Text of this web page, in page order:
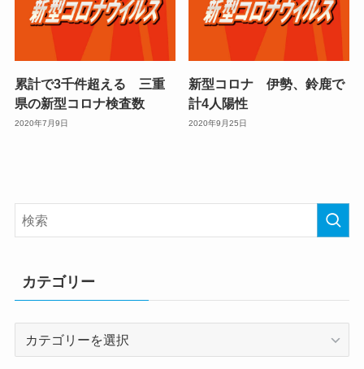
累計で3千件超える 三重
県の新型コロナ検査数
2020年7月9日
新型コロナ 伊勢、鈴鹿で
計4人陽性
2020年9月25日
カテゴリー